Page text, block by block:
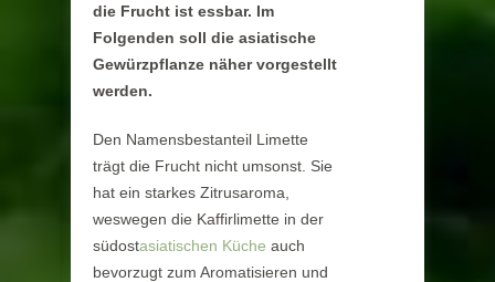
die Frucht ist essbar. Im
Folgenden soll die asiatische
Gewürzpflanze näher vorgestellt
werden.
Den Namensbestanteil Limette
trägt die Frucht nicht umsonst. Sie
hat ein starkes Zitrusaroma,
weswegen die Kaffirlimette in der
südostasiatischen Küche auch
bevorzugt zum Aromatisieren und